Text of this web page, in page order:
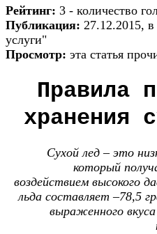
Рейтинг: 3 - количество
Публикация: 27.12.2015,
услуги"
Просмотр: эта статья
Правила
хранения
Сухой лед – это
который
воздействием высокого
льда составляет –78,5
выраженного